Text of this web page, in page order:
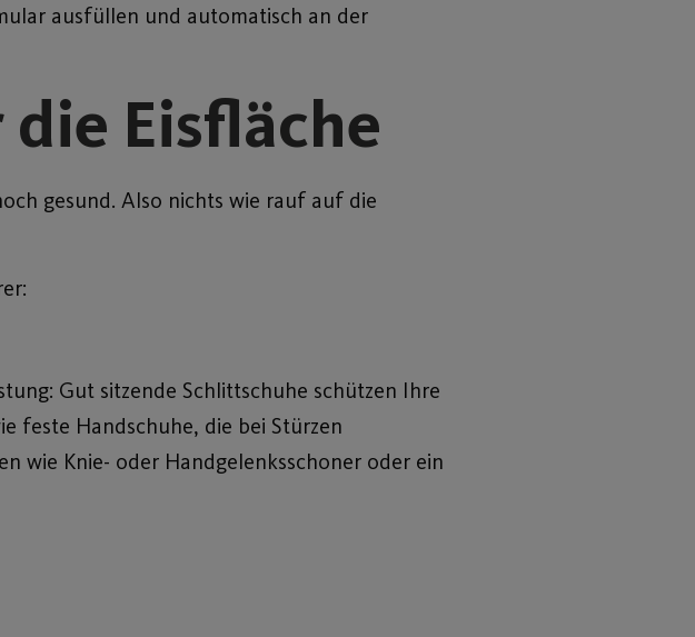
ausfüllen und automatisch an der
Eisfläche
gesund. Also nichts wie rauf auf die
Gut sitzende Schlittschuhe schützen Ihre
feste Handschuhe, die bei Stürzen
wie Knie- oder Handgelenksschoner oder ein